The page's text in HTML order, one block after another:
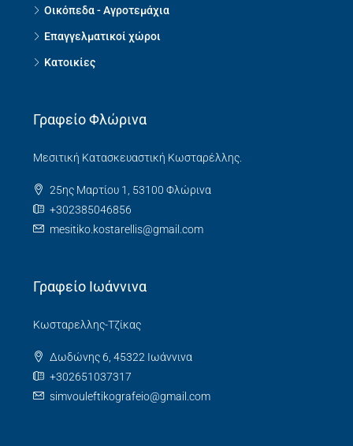
Οικόπεδα - Αγροτεμάχια
Επαγγελματικοί χώροι
Κατοικίες
Γραφείο Φλώρινα
Μεσιτική Κατασκευαστική Κωσταρέλλης.
25ης Μαρτίου 1, 53100 Φλώρινα
+302385046856
mesitiko.kostarellis@gmail.com
Γραφείο Ιωάννινα
Κωσταρελλης-Τζίκας
Δωδώνης 6, 45322 Ιωάννινα
+302651037317
simvouleftikografeio@gmail.com